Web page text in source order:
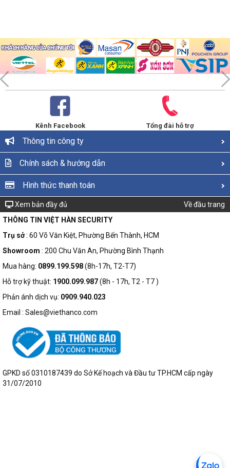
Kênh Facebook Tổng đài hỗ trợ
Thông tin công ty
Chính sách & hướng dẫn
Hình thức thanh toán
Xem bản đầy đủ
Về đầu trang
THÔNG TIN VIỆT HÀN SECURITY
Trụ sở: 60 Võ Văn Kiệt, Phường Bến Thành, HCM
Showroom : 200 Chu Văn An, Phường Bình Thạnh
Mua hàng: 0899.199.598(8h-17h, T2-T7)
Hỗ trợ kỹ thuật: 1900.099.987(8h - 17h, T2 - T7 )
Phản ánh dịch vụ: 0909.940.023
Email : Sales@viethanco.com
GPKD số 0310187439 do Sở Kế hoạch và Đầu tư TP.HCM cấp ngày
31/07/2010